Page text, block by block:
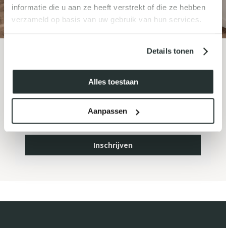
informatie die u aan ze heeft verstrekt of die ze hebben
verzameld op basis van uw gebruik van hun services.
Details tonen
Alles toestaan
Aanpassen
NIEUWSBRIEF
Inschrijven